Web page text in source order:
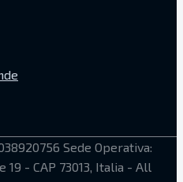
Sede Operativa:
- CAP 73013, Italia - All